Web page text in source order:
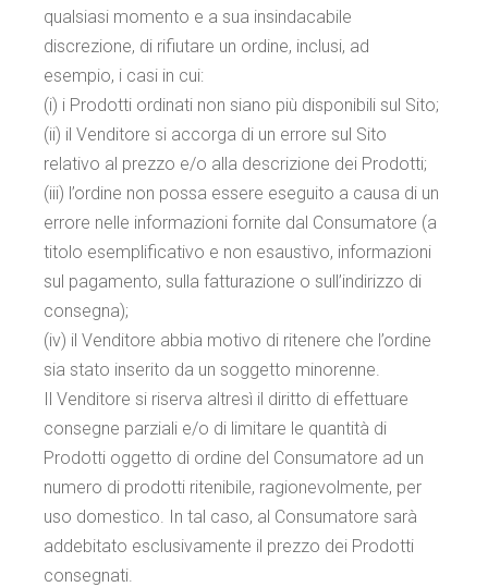
qualsiasi momento e a sua insindacabile
discrezione, di rifiutare un ordine, inclusi, ad
esempio, i casi in cui:
(i) i Prodotti ordinati non siano più disponibili sul Sito;
(ii) il Venditore si accorga di un errore sul Sito
relativo al prezzo e/o alla descrizione dei Prodotti;
(iii) l’ordine non possa essere eseguito a causa di un
errore nelle informazioni fornite dal Consumatore (a
titolo esemplificativo e non esaustivo, informazioni
sul pagamento, sulla fatturazione o sull’indirizzo di
consegna);
(iv) il Venditore abbia motivo di ritenere che l’ordine
sia stato inserito da un soggetto minorenne.
Il Venditore si riserva altresì il diritto di effettuare
consegne parziali e/o di limitare le quantità di
Prodotti oggetto di ordine del Consumatore ad un
numero di prodotti ritenibile, ragionevolmente, per
uso domestico. In tal caso, al Consumatore sarà
addebitato esclusivamente il prezzo dei Prodotti
consegnati.